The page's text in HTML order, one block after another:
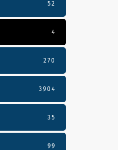
52
4
270
3904
35
99